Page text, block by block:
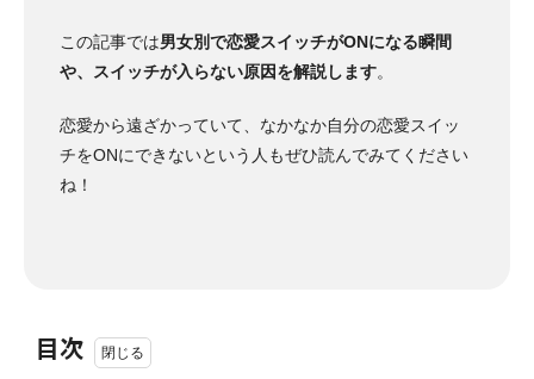
この記事では男女別で恋愛スイッチがONになる瞬間
や、スイッチが入らない原因を解説します。
恋愛から遠ざかっていて、なかなか自分の恋愛スイッ
チをONにできないという人もぜひ読んでみてください
ね！
目次